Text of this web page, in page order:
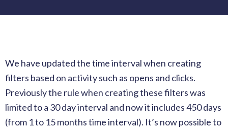
We have updated the time interval when creating
filters based on activity such as opens and clicks.
Previously the rule when creating these filters was
limited to a 30 day interval and now it includes 450 days
(from 1 to 15 months time interval). It’s now possible to